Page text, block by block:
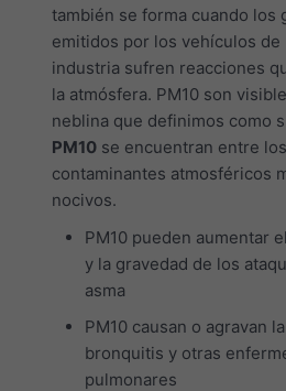
también se forma cuando los
emitidos por los vehículos de
industria sufren reacciones
la atmósfera. PM10 son
neblina que definimos como
PM10 se encuentran entre los
contaminantes atmosféricos
nocivos.
PM10 pueden aumentar
y la gravedad de los
asma
PM10 causan o agravan la
bronquitis y otras
pulmonares